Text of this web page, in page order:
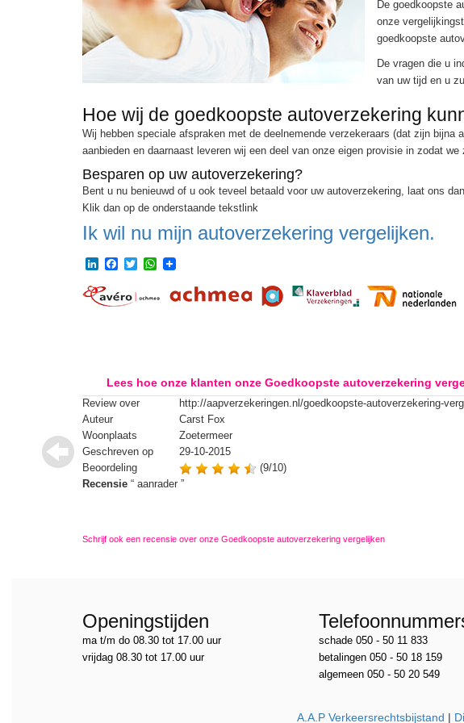
De goedkoopste
onze
goedkoopste
De vragen die u
van uw tijd en u
Hoe wij de goedkoopste autoverzekering
Wij hebben speciale afspraken met de deelnemende verzekeraars (dat zijn
aanbieden en daarnaast leveren wij een deel van onze eigen provisie in zodat
Besparen op uw autoverzekering?
Bent u nu benieuwd of u ook teveel betaald voor uw autoverzekering, laat ons
Klik dan op de onderstaande tekstlink
Ik wil nu mijn autoverzekering vergelijken.
LinkedIn
Facebook
TwitterWhatsApp
Lees hoe onze klanten onze Goedkoopste autoverzekering
Review over
http://aapverzekeringen.nl/goedkoopste-autoverzekering-
Auteur
Carst Fox
Woonplaats
Zoetermeer
Geschreven op
29-10-2015
Beoordeling
(9/10)
Recensie “ aanrader ”
Schrijf ook een recensie over onze Goedkoopste autoverzekering vergelijken
Openingstijden
ma t/m do 08.30 tot 17.00 uur
vrijdag 08.30 tot 17.00 uur
schade 050 - 50 11 833
betalingen 050 - 50 18 159
algemeen 050 - 50 20 549
A.A.P Verkeersrechtsbijstand |